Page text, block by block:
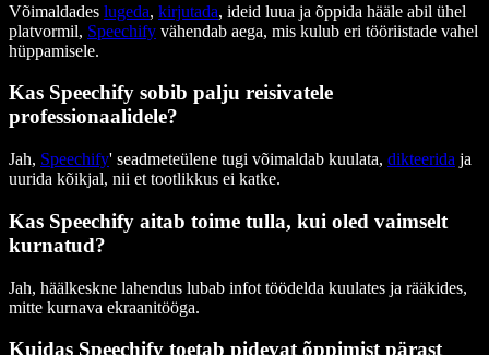
Võimaldades lugeda, kirjutada, ideid luua ja õppida hääle abil ühel
platvormil, Speechify vähendab aega, mis kulub eri tööriistade vahel
hüppamisele.
Kas Speechify sobib palju reisivatele
professionaalidele?
Jah, Speechify' seadmeteülene tugi võimaldab kuulata, dikteerida ja
uurida kõikjal, nii et tootlikkus ei katke.
Kas Speechify aitab toime tulla, kui oled vaimselt
kurnatud?
Jah, häälkeskne lahendus lubab infot töödelda kuulates ja rääkides,
mitte kurnava ekraanitööga.
Kuidas Speechify toetab pidevat õppimist pärast